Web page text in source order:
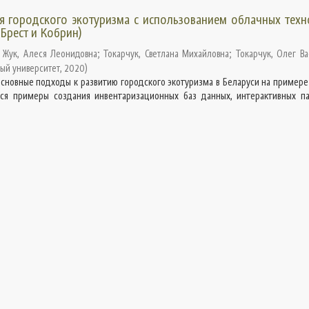
городского экотуризма с использованием облачных
и Кобрин)
Жук, Алеся Леонидовна;Токарчук, Светлана Михайловна; Токарчук, Олег
университет, 2020)
подходы к развитию городского экотуризма в Беларуси на
примеры создания инвентаризационных баз данных, интерактивных